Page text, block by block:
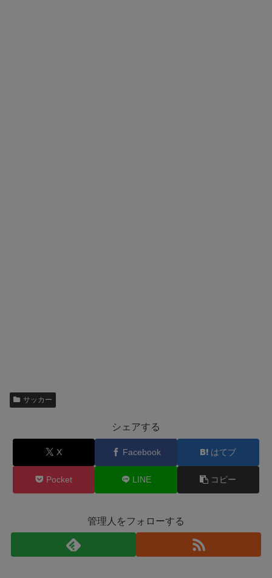
サッカー
シェアする
X Facebook はてブ
Pocket LINE コピー
管理人をフォローする